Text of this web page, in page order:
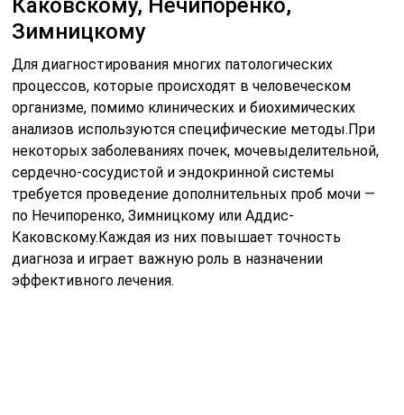
эффективного лечения.